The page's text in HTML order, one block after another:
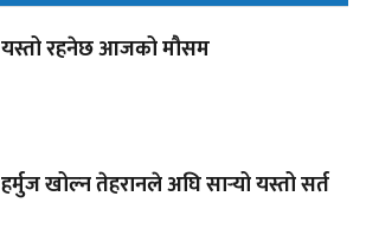
यस्तो रहनेछ आजको मौसम
हर्मुज खोल्न तेहरानले अघि सार्‍यो यस्तो सर्त